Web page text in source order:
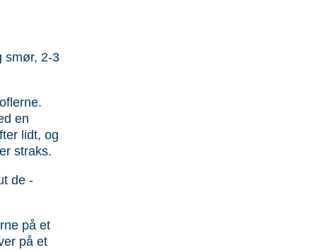
smør, 2-3
en
lidt, og
straks.
de
på et
på et